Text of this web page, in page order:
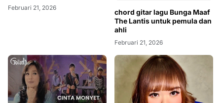
Februari 21, 2026
chord gitar lagu Bunga Maaf
The Lantis untuk pemula dan
ahli
Februari 21, 2026